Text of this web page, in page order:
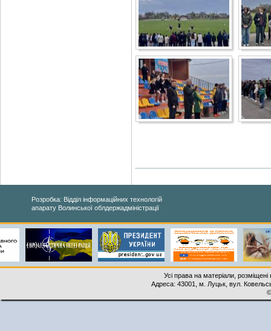
Розробка: Відділ інформаційних технологій
апарату Волинської облдержадміністрації
Усі права на матеріали,
Адреса: 43001, м. Луцьк, вул.